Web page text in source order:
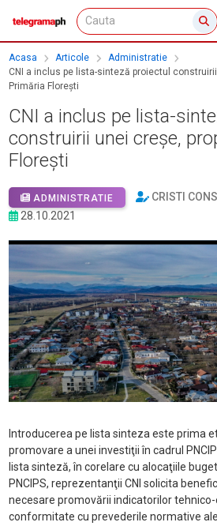
Acasa Articole
Administratie
CNI a inclus pe lista-sinteză proiectul
Primăria Florești
CNI a inclus pe lista-
construirii unei creșe,
Florești
ADMINISTRATIE
CRISTI
28.10.2021
Introducerea pe lista sinteza este prima
promovare a unei investiţii în cadrul
lista sinteză, în corelare cu alocaţiile
PNCIPS, reprezentanţii CNI solicita
necesare promovării indicatorilor
conformitate cu prevederile normative